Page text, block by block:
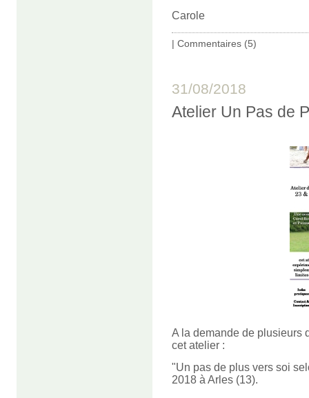
Carole
| Commentaires (5)
31/08/2018
Atelier Un Pas de
A la demande de plusieurs
cet atelier :
"Un pas de plus vers soi
2018 à Arles (13).